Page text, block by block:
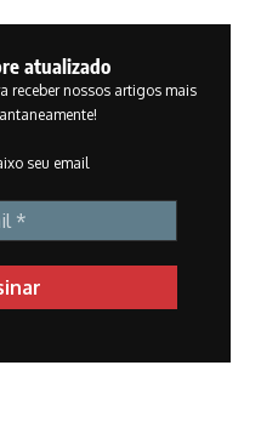
atualizado
receber nossos artigos mais
seu email